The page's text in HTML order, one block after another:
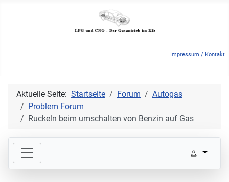
Impressum / Kontakt
Aktuelle Seite: Startseite Forum
Autogas
Problem Forum
Ruckeln beim umschalten von Benzin auf Gas